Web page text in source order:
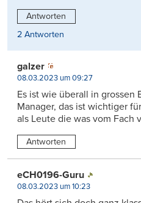
Antworten
2 Antworten
galzer
08.03.2023 um 09:27
Es ist wie überall in grossen
Manager, das ist wichtiger
als Leute die was vom Fach
Antworten
eCH0196-Guru
08.03.2023 um 10:23